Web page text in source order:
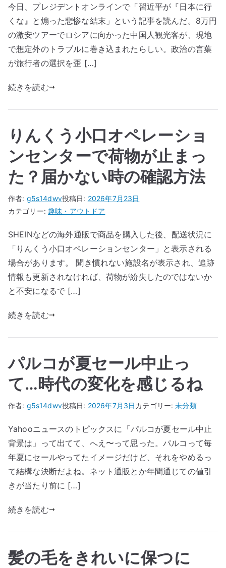
今日、プレジデントオンラインで「習近平が『日本に行
くな』と煽った悲惨な結末」という記事を読んだ。8万円
の激安ツアーでロシアに向かった中国人観光客が、現地
で想定外のトラブルに巻き込まれたらしい。政治の言葉
が旅行者の選択を歪 […]
続きを読む
りんくう小口オペレーショ
ンセンターで荷物が止まっ
た？届かない時の確認方法
作者: g5s14dwv投稿日: 2026年7月23日
カテゴリー: 趣味・アウトドア
SHEINなどの海外通販で商品を購入した後、配送状況に
「りんくう小口オペレーションセンター」と表示される
場合があります。 聞き慣れない施設名が表示され、追跡
情報も更新されなければ、荷物が紛失したのではないか
と不安になるで […]
続きを読む
パルコが夏セール中止っ
て…時代の変化を感じるね
作者: g5s14dwv投稿日: 2026年7月3日カテゴリー:未分類
Yahooニュースのトピックスに「パルコが夏セール中止
背景は」って出てて、へえ〜って思った。パルコって毎
年夏にセールやってたイメージだけど、それをやめるっ
て結構な決断だよね。ネット通販とか年間通じての値引
きが当たり前に […]
続きを読む
髪の毛をきれいに保つに